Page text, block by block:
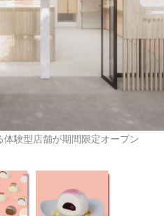
体験型店舗が期間限定オープン